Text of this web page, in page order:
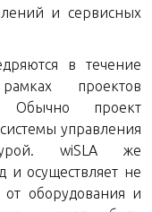
и сервисных
в течение
проектов
Обычно проект
управления
wiSLA же
и осуществляет не
оборудования и